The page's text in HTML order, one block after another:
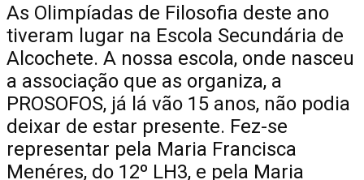
As Olimpíadas de Filosofia deste ano
tiveram lugar na Escola Secundária de
Alcochete. A nossa escola, onde nasceu
a associação que as organiza, a
PROSOFOS, já lá vão 15 anos, não podia
deixar de estar presente. Fez-se
representar pela Maria Francisca
Menéres, do 12º LH3, e pela Maria